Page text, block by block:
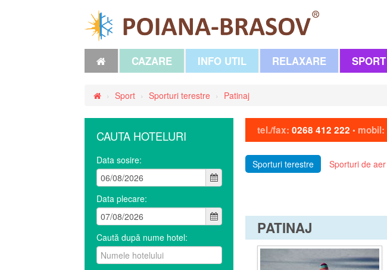
CAZARE INFO UTIL RELAXARE SPORT
› Sport › Sporturi terestre › Patinaj
CAUTA HOTELURI
Data sosire:
Data plecare:
Caută după nume hotel:
tel./fax: 0268 412 222 • mobil:
Sporturi terestre Sporturi de aer
PATINAJ